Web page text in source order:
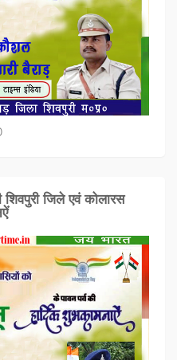
जिले एवं कोलारस